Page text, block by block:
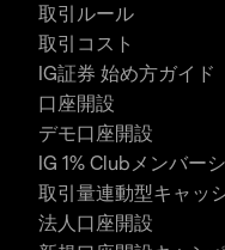
取引ルール
取引コスト
IG証券 始め方ガイド
口座開設
デモ口座開設
IG 1% Clubメンバー
取引量連動型キャッ
法人口座開設